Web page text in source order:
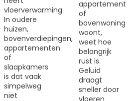
vloerverwarming.
In oudere
huizen,
bovenverdiepingen,
appartementen
of
slaapkamers
is dat vaak
simpelweg
niet
appartement
of
bovenwoning
woont,
weet hoe
belangrijk
rust is.
Geluid
draagt
sneller door
vloeren